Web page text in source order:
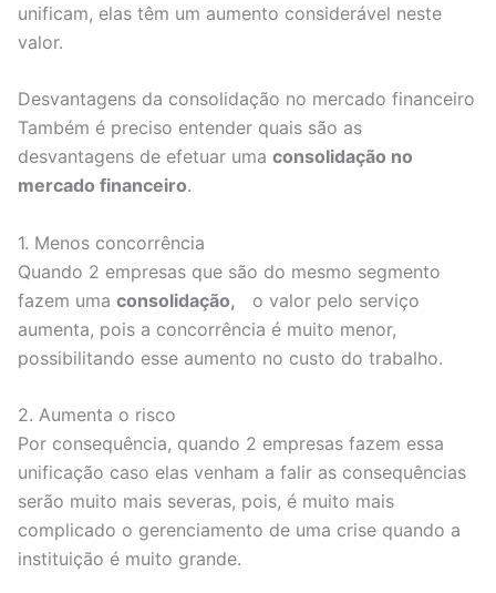
unificam, elas têm um aumento considerável neste
valor.
Desvantagens da consolidação no mercado financeiro
Também é preciso entender quais são as
desvantagens de efetuar uma consolidação no
mercado financeiro.
1. Menos concorrência
Quando 2 empresas que são do mesmo segmento
fazem uma consolidação, o valor pelo serviço
aumenta, pois a concorrência é muito menor,
possibilitando esse aumento no custo do trabalho.
2. Aumenta o risco
Por consequência, quando 2 empresas fazem essa
unificação caso elas venham a falir as consequências
serão muito mais severas, pois, é muito mais
complicado o gerenciamento de uma crise quando a
instituição é muito grande.